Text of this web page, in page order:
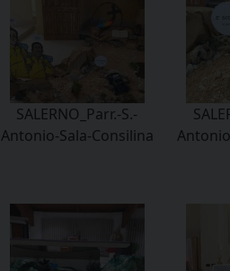
SALERNO_Parr.-S.-
Antonio-Sala-Consilina